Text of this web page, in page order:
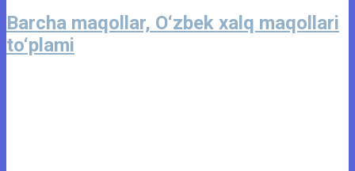
Barcha maqollar, O‘zbek xalq maqollari
to‘plami